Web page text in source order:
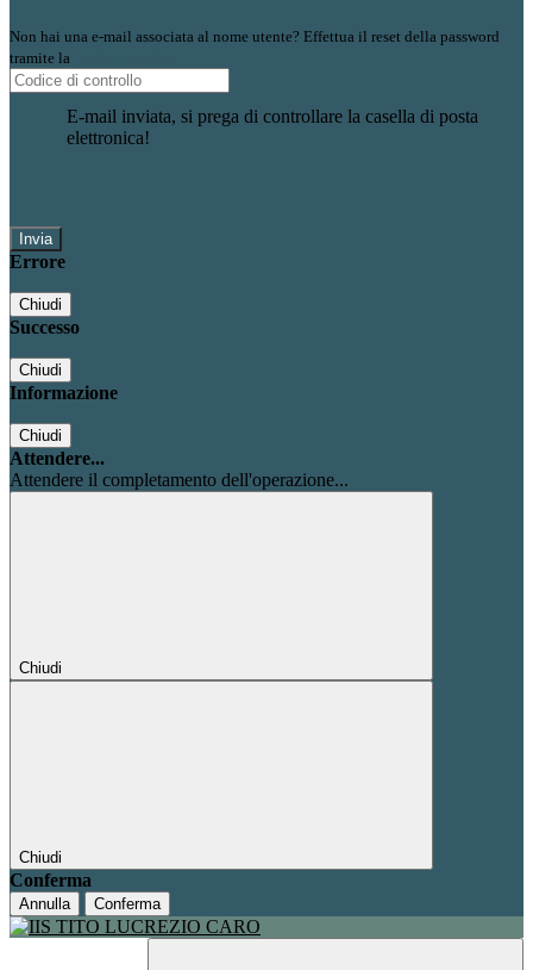
Non hai una e-mail associata al nome utente? Effettua il reset della password
tramite la
E-mail inviata, si prega di controllare la casella di posta
elettronica!
Errore
Chiudi
Successo
Chiudi
Informazione
Chiudi
Attendere...
Attendere il completamento dell'operazione...
Chiudi
Chiudi
Conferma
Annulla Conferma